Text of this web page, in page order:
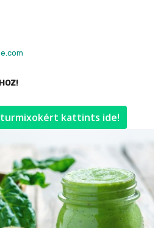
turmixokért kattints ide!